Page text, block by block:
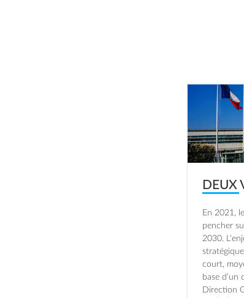
DEUX
En 2021,
pencher
2030.
court,
base d’un
Direction